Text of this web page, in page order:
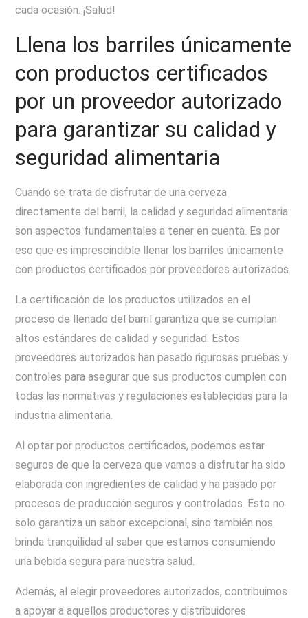
cada ocasión. ¡Salud!
Llena los barriles únicamente
con productos certificados
por un proveedor autorizado
para garantizar su calidad y
seguridad alimentaria
Cuando se trata de disfrutar de una cerveza
directamente del barril, la calidad y seguridad alimentaria
son aspectos fundamentales a tener en cuenta. Es por
eso que es imprescindible llenar los barriles únicamente
con productos certificados por proveedores autorizados.
La certificación de los productos utilizados en el
proceso de llenado del barril garantiza que se cumplan
altos estándares de calidad y seguridad. Estos
proveedores autorizados han pasado rigurosas pruebas y
controles para asegurar que sus productos cumplen con
todas las normativas y regulaciones establecidas para la
industria alimentaria.
Al optar por productos certificados, podemos estar
seguros de que la cerveza que vamos a disfrutar ha sido
elaborada con ingredientes de calidad y ha pasado por
procesos de producción seguros y controlados. Esto no
solo garantiza un sabor excepcional, sino también nos
brinda tranquilidad al saber que estamos consumiendo
una bebida segura para nuestra salud.
Además, al elegir proveedores autorizados, contribuimos
a apoyar a aquellos productores y distribuidores